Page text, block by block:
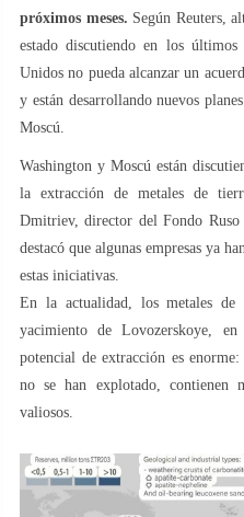
próximos meses. Según Reuters,
estado discutiendo en los
Unidos no pueda alcanzar un
y están desarrollando nuevos
Moscú.
Washington y Moscú están
la extracción de metales de
Dmitriev, director del Fondo
destacó que algunas empresas ya
estas iniciativas.
En la actualidad, los metales de
yacimiento de Lovozerskoye,
potencial de extracción es
no se han explotado, contienen
valiosos.